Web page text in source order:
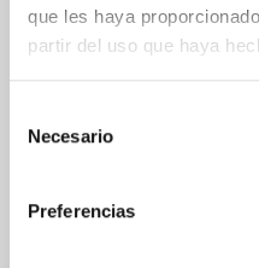
que les haya
partir del uso que haya
Necesario
Preferencias
Déjanos tu email y recibirás
cruceros:
ENVIAR